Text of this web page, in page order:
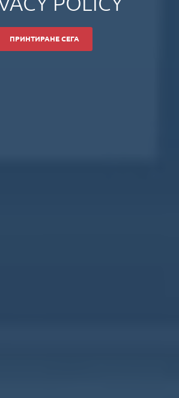
ПРИНТИРАНЕ СЕГА